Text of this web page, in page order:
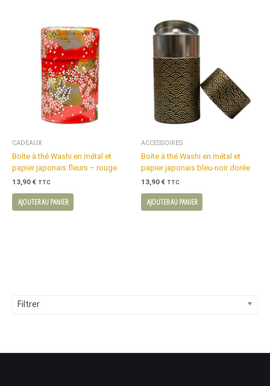
Filtrer
CADEAUX
Boîte à thé Washi en métal et
papier japonais fleurs – rouge
13,90 € TTC
AJOUTER AU PANIER
ACCESSOIRES
Boîte à thé Washi en métal et
papier japonais bleu-noir dorée
13,90 € TTC
AJOUTER AU PANIER